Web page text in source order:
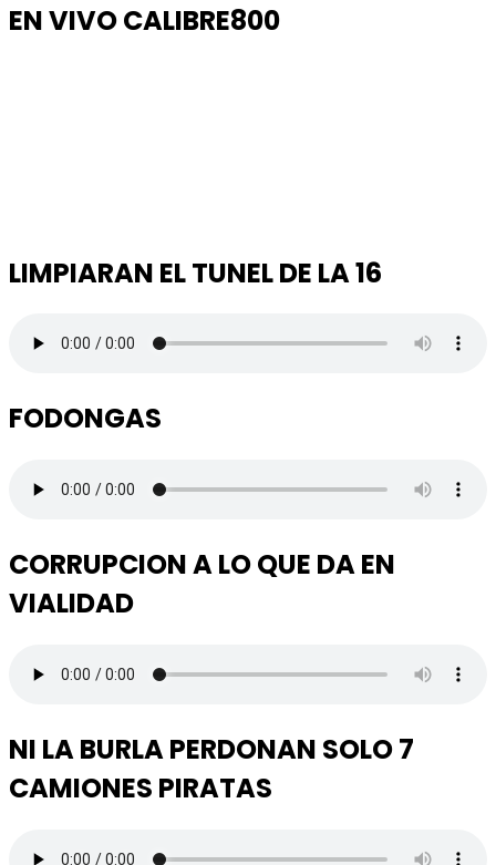
EN VIVO CALIBRE800
LIMPIARAN EL TUNEL DE LA 16
FODONGAS
CORRUPCION A LO QUE DA EN
VIALIDAD
NI LA BURLA PERDONAN SOLO 7
CAMIONES PIRATAS